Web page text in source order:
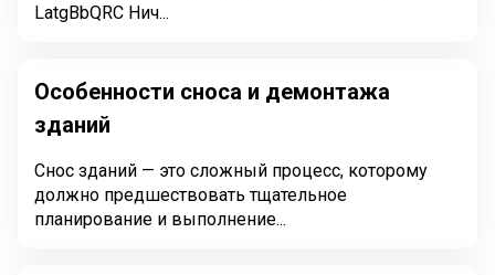
LatgBbQRC Нич...
Особенности сноса и демонтажа
зданий
Снос зданий — это сложный процесс, которому
должно предшествовать тщательное
планирование и выполнение...